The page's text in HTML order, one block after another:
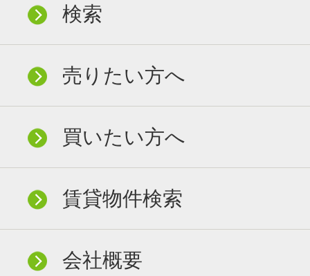
検索
売りたい方へ
買いたい方へ
賃貸物件検索
会社概要